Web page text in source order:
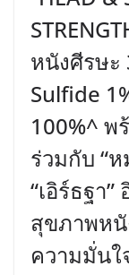
หนังศีรษะ
Sulfide
100%^ พ
ร่วมกับ “
“เอิร์ธฐา
สุขภาพห
ความมั่นใ